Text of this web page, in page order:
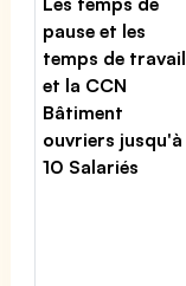
pause et les
temps de travail
et la CCN
Bâtiment
ouvriers jusqu'à
10 Salariés